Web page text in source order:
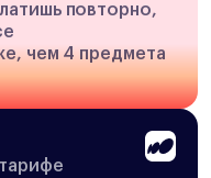
повторно,
чем 4 предмета